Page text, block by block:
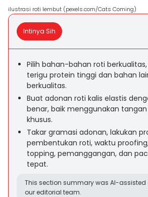
ilustrasi roti lembut (pexels.com/Cats Coming)
Intinya Sih
Pilih bahan-bahan roti
terigu protein tinggi dan bahan
berkualitas.
Buat adonan roti kalis elastis
benar, baik menggunakan
khusus.
Takar gramasi adonan, lakukan
pembentukan roti, waktu
topping, pemanggangan, dan
tepat.
This section summary was AI-assisted
our editorial team.